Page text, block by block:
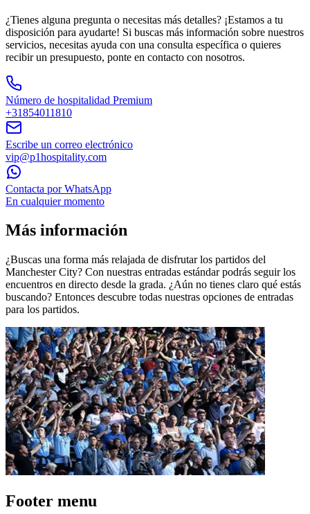
¿Tienes alguna pregunta o necesitas más detalles? ¡Estamos a tu
disposición para ayudarte! Si buscas más información sobre nuestros
servicios, necesitas ayuda con una consulta específica o quieres
recibir un presupuesto, ponte en contacto con nosotros.
Número de hospitalidad Premium
+31854011810
Escribe un correo electrónico
vip@p1hospitality.com
Contacta por WhatsApp
En cualquier momento
Más información
¿Buscas una forma más relajada de disfrutar los partidos del
Manchester City? Con nuestras entradas estándar podrás seguir los
encuentros en directo desde la grada. ¿Aún no tienes claro qué estás
buscando? Entonces descubre todas nuestras opciones de entradas
para los partidos.
Footer menu